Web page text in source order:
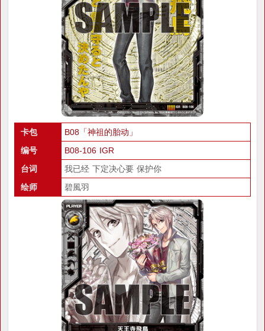
卡包
B08「神祖的胎动」
编号
B08-106 IGR
台词
我已经 下定决心要 保护你
绘师
碧風羽